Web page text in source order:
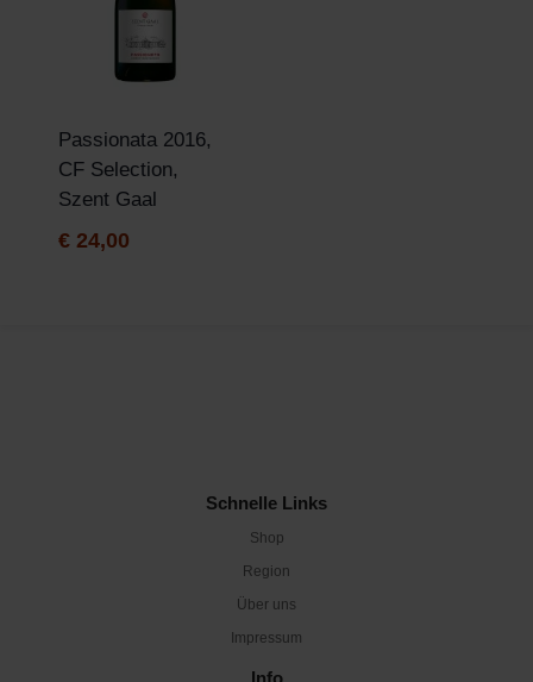
Passionata 2016,
CF Selection,
Szent Gaal
€24,00
Schnelle Links
Shop
Region
Über uns
Impressum
Info